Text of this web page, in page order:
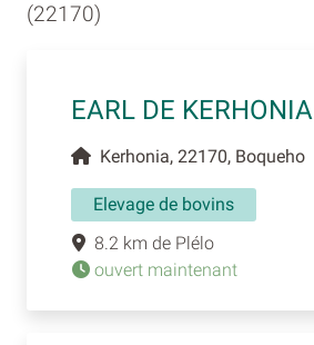
(22170)
EARL DE KERHONIA
Kerhonia, 22170, Boqueho
Elevage de bovins
8.2 km de Plélo
ouvert maintenant